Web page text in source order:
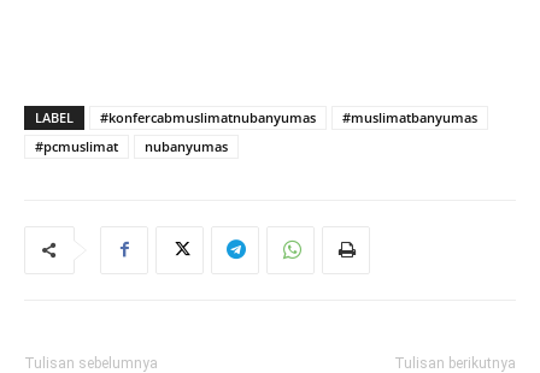
LABEL #konfercabmuslimatnubanyumas
#muslimatbanyumas
#pcmuslimat
nubanyumas
Tulisan sebelumnya Tulisan berikutnya